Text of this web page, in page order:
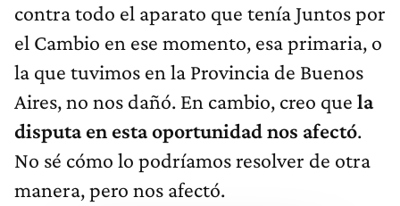
contra todo el aparato que tenía Juntos por
el Cambio en ese momento, esa primaria, o
la que tuvimos en la Provincia de Buenos
Aires, no nos dañó. En cambio, creo que la
disputa en esta oportunidad nos afectó.
No sé cómo lo podríamos resolver de otra
manera, pero nos afectó.